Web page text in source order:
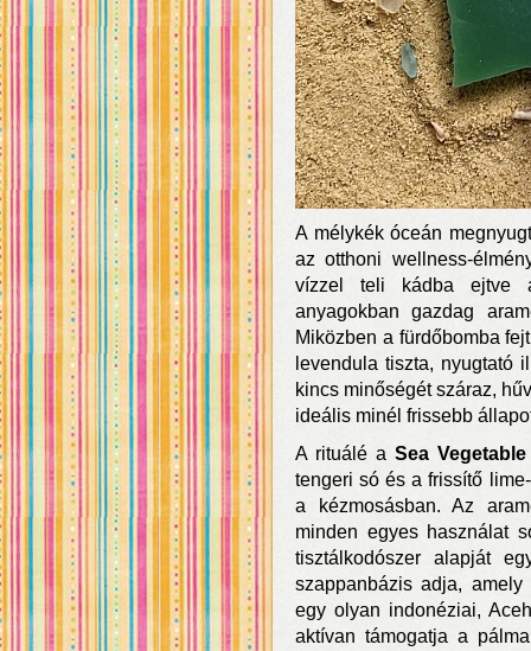
A mélykék óceán
az otthoni wellness-
vízzel teli kádba ejtve
anyagokban gazdag
Miközben a fürdőbomba
levendula tiszta, nyugtató
kincs minőségét száraz,
ideális minél frissebb
A rituálé a Sea
tengeri só és a frissítő
a kézmosásban. Az
minden egyes használat
tisztálkodószer alapját
szappanbázis adja,
egy olyan indonéziai,
aktívan támogatja a